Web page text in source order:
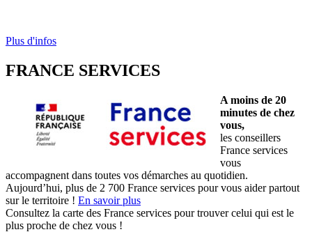
Plus d'infos
FRANCE SERVICES
A moins de 20
minutes de chez
vous,
les conseillers
France services
vous
accompagnent dans toutes vos démarches au quotidien.
Aujourd’hui, plus de 2 700 France services pour vous aider partout
sur le territoire ! En savoir plus
Consultez la carte des France services pour trouver celui qui est le
plus proche de chez vous !